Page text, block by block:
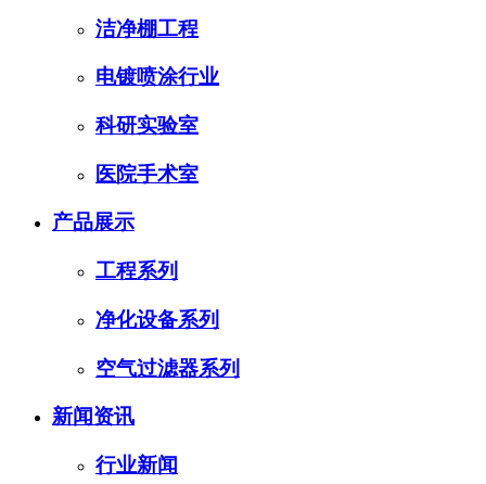
洁净棚工程
电镀喷涂行业
科研实验室
医院手术室
产品展示
工程系列
净化设备系列
空气过滤器系列
新闻资讯
行业新闻